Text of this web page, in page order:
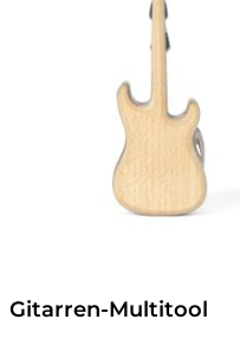
Gitarren-Multitool